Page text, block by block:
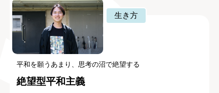
生き方
平和を願うあまり、思考の沼で絶望する
絶望型平和主義